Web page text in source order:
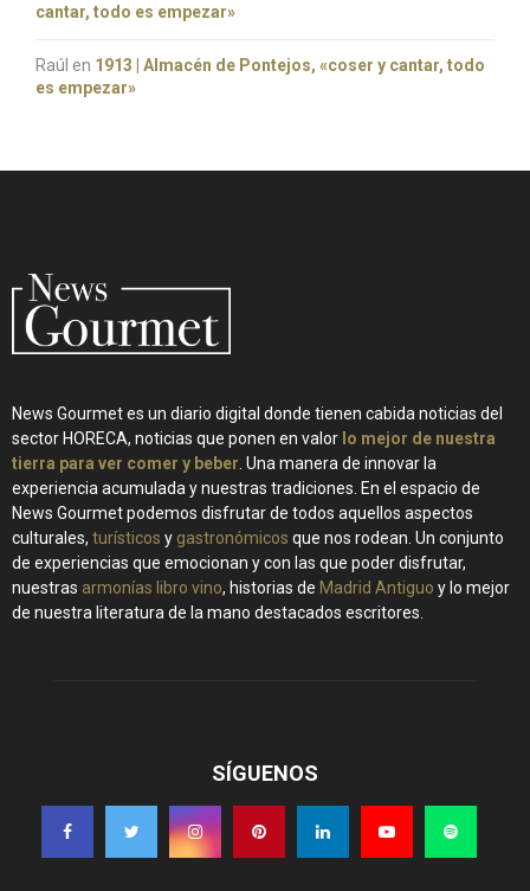
cantar, todo es empezar»
Raúl en 1913 | Almacén de Pontejos, «coser y cantar, todo
es empezar»
News Gourmet es un diario digital donde tienen cabida noticias del
sector HORECA, noticias que ponen en valor lo mejor de nuestra
tierra para ver comer y beber. Una manera de innovar la
experiencia acumulada y nuestras tradiciones. En el espacio de
News Gourmet podemos disfrutar de todos aquellos aspectos
culturales, turísticos y gastronómicos que nos rodean. Un conjunto
de experiencias que emocionan y con las que poder disfrutar,
nuestras armonías libro vino, historias de Madrid Antiguo y lo mejor
de nuestra literatura de la mano destacados escritores.
SÍGUENOS